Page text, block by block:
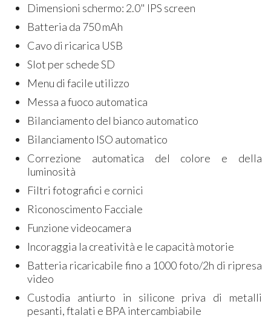
Dimensioni schermo: 2.0" IPS screen
Batteria da 750 mAh
Cavo di ricarica USB
Slot per schede SD
Menu di facile utilizzo
Messa a fuoco automatica
Bilanciamento del bianco automatico
Bilanciamento ISO automatico
Correzione automatica del colore e della
luminosità
Filtri fotografici e cornici
Riconoscimento Facciale
Funzione videocamera
Incoraggia la creatività e le capacità motorie
Batteria ricaricabile fino a 1000 foto/2h di ripresa
video
Custodia antiurto in silicone priva di metalli
pesanti, ftalati e BPA intercambiabile